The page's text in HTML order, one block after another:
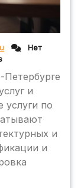
Нет
и
услуги по
и
и